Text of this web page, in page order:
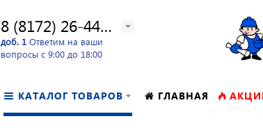
8 (8172) 26-44-24
доб. 1 Ответим на ваши
вопросы с 9:00 до 18:00
КАТАЛОГ ТОВАРОВ ГЛАВНАЯ